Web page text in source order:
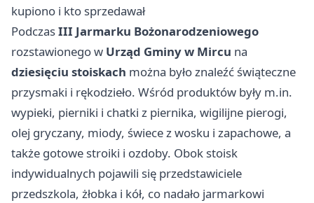
kupiono i kto sprzedawał
PodczasIII Jarmarku Bożonarodzeniowego
rozstawionego w Urząd Gminy w Mircu na
dziesięciu stoiskach można było znaleźć świąteczne
przysmaki i rękodzieło. Wśród produktów były m.in.
wypieki, pierniki i chatki z piernika, wigilijne pierogi,
olej gryczany, miody, świece z wosku i zapachowe, a
także gotowe stroiki i ozdoby. Obok stoisk
indywidualnych pojawili się przedstawiciele
przedszkola, żłobka i kół, co nadało jarmarkowi